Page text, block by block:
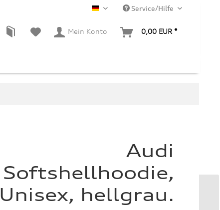
DE Service/Hilfe
Mein Konto 0,00 EUR *
Audi
Softshellhoodie,
Unisex, hellgrau.